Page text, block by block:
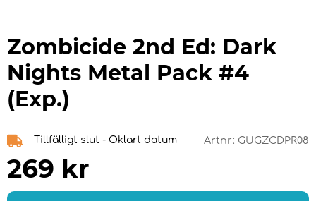
Zombicide 2nd Ed: Dark
Nights Metal Pack #4
(Exp.)
Tillfälligt slut - Oklart datum Artnr: GUGZCDPR08
269 kr